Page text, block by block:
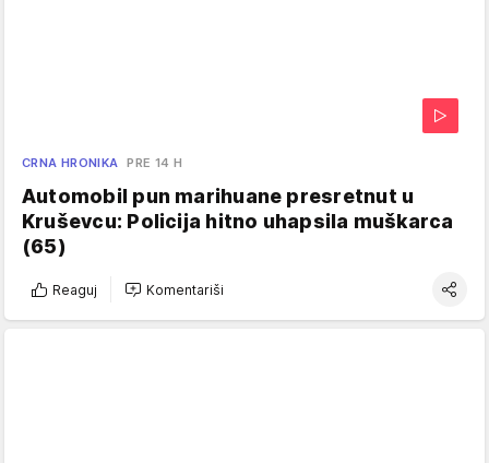
CRNA HRONIKA PRE 14 H
Automobil pun marihuane presretnut u
Kruševcu: Policija hitno uhapsila muškarca
(65)
Reaguj Komentariši